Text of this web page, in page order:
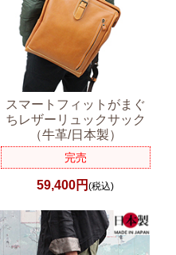
スマートフィットがまぐ
ちレザーリュックサック
（牛革/日本製）
完売
59,400円(税込)